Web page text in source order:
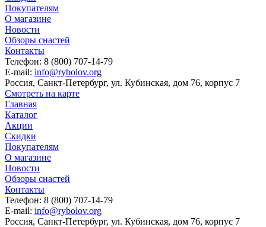
Покупателям
О магазине
Новости
Обзоры снастей
Контакты
Телефон: 8 (800) 707-14-79
E-mail: info@rybolov.org
Россия, Санкт-Петербург, ул. Кубинская, дом 76, корпус 7
Смотреть на карте
Главная
Каталог
Акции
Скидки
Покупателям
О магазине
Новости
Обзоры снастей
Контакты
Телефон: 8 (800) 707-14-79
E-mail: info@rybolov.org
Россия, Санкт-Петербург, ул. Кубинская, дом 76, корпус 7